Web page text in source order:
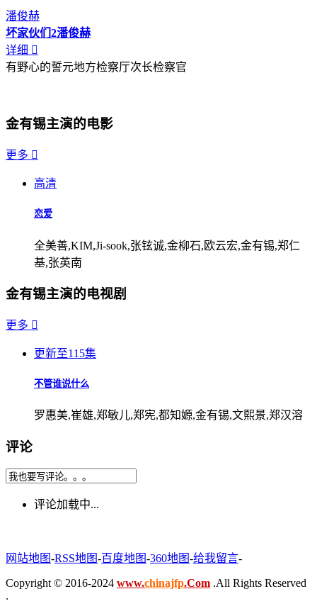
潘俊赫
坏家伙们2潘俊赫
详细 
有野心的誓元地方检察厅次长检察官
金有锡主演的电影
更多 
高清
恋爱
全美善,KIM,Ji-sook,张铉诚,金柳石,欧云宏,金有锡,郑仁
基,张英南
金有锡主演的电视剧
更多 
更新至115集
不管谁说什么
罗惠美,崔雄,郑敏儿,郑宪,都知嫄,金有锡,文熙景,郑汉溶
评论
评论加载中...
网站地图-RSS地图-百度地图-360地图-给我留言-
Copyright © 2016-2024 www.chinajfp.Com .All Rights Reserved
.